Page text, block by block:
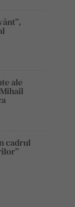
ale
cadrul